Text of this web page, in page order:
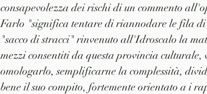
consapevolezza dei rischi di un commento
Farlo "significa tentare di riannodare le fila
"sacco di stracci" rinvenuto all'Idroscalo la
mezzi consentiti da questa provincia
omologarlo, semplificarne la complessità,
bene il suo compito, fortemente orientato a i